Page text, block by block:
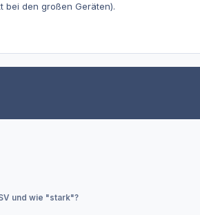
bei den großen Geräten).
und wie "stark"?